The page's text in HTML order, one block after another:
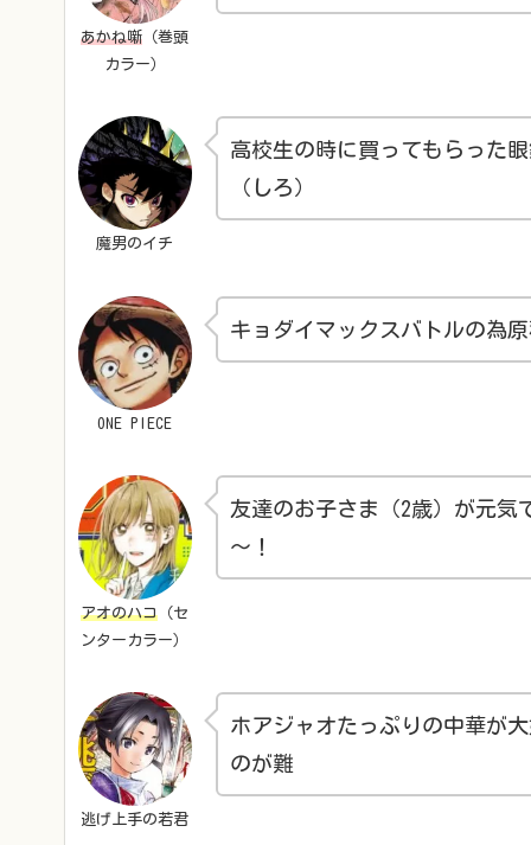
あかね噺 （巻頭
カラー）
魔男のイチ
高校生の時に買ってもらった
（しろ）
ONE PIECE
キョダイマックスバトルの為
アオのハコ （セ
ンターカラー）
友達のお子さま（2歳）が元気
～！
逃げ上手の若君
ホアジャオたっぷりの中華が
のが難